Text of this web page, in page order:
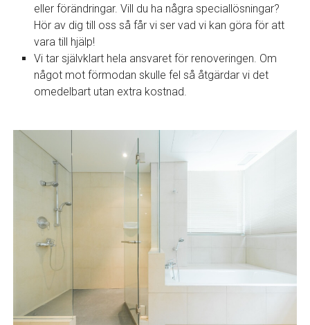
eller förändringar. Vill du ha några speciallösningar?
Hör av dig till oss så får vi ser vad vi kan göra för att
vara till hjälp!
Vi tar självklart hela ansvaret för renoveringen. Om
något mot förmodan skulle fel så åtgärdar vi det
omedelbart utan extra kostnad.